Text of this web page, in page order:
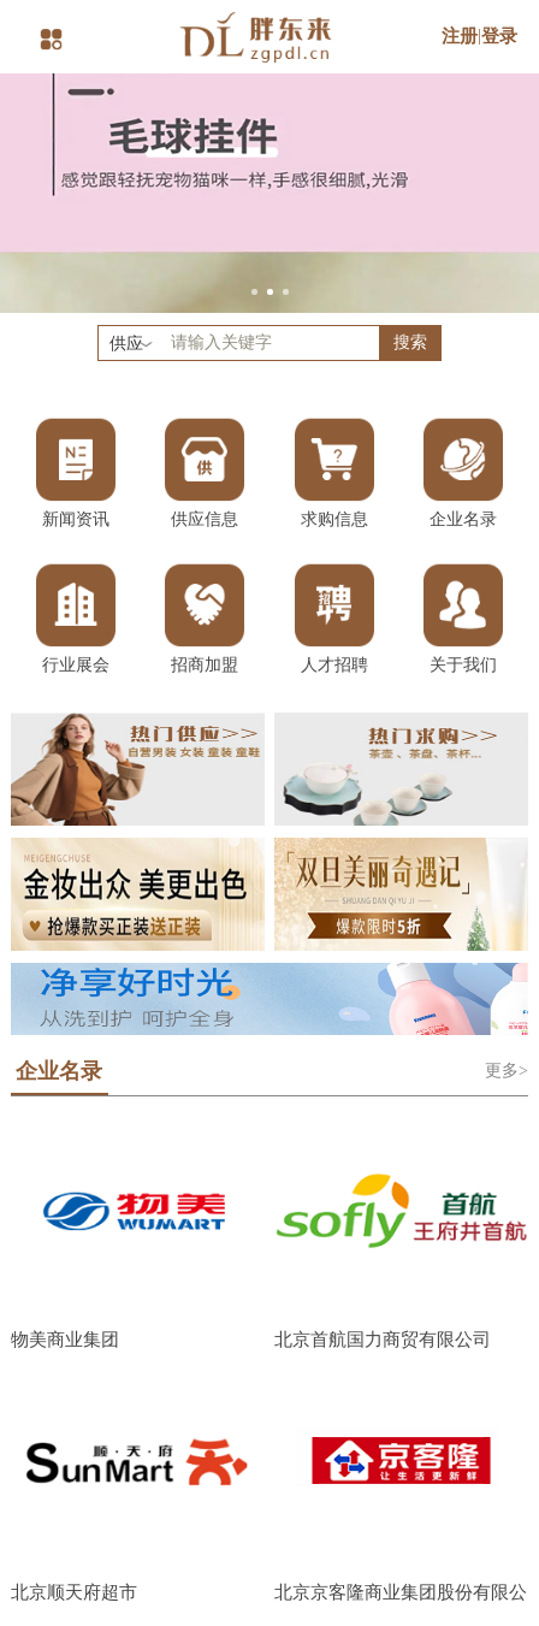
注册 |登录
供应 搜索
新闻资讯 供应信息 求购信息 企业名录
行业展会 招商加盟 人才招聘 关于我们
企业名录 更多>
物美商业集团 北京首航国力商贸有限公司
北京顺天府超市 北京京客隆商业集团股份有限公